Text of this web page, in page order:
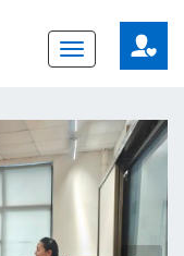
Toggle
navigation